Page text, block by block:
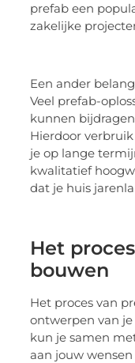
prefab een
zakelijke
Een ander
Veel prefab-
kunnen
Hierdoor
je op lange
kwalitatief
dat je huis
Het
bouwen
Het proces van
ontwerpen van
kun je samen
aan jouw